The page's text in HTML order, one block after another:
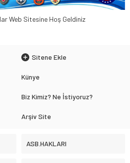
Web Sitesine Hoş Geldiniz
Sitene Ekle
Künye
Biz Kimiz? Ne İstiyoruz?
Arşiv Site
ASB.HAKLARI